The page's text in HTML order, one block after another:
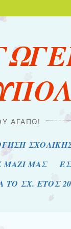
ΑΓΑΠΏ!
ΜΑΖΙ ΜΑΣ
ΣΧ. ΕΤΟΣ